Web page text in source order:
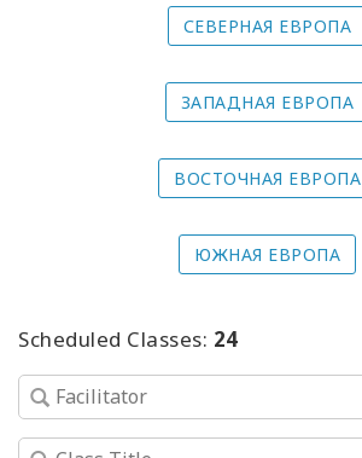
СЕВЕРНАЯ ЕВРОПА
ЗАПАДНАЯ ЕВРОПА
ВОСТОЧНАЯ ЕВРОПА
ЮЖНАЯ ЕВРОПА
Scheduled Classes: 24